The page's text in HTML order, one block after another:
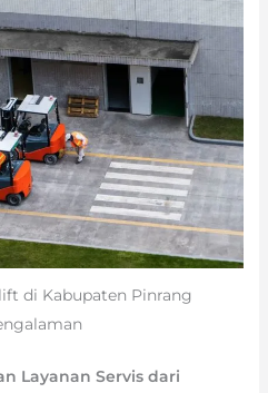
di Kabupaten Pinrang
Layanan Servis dari